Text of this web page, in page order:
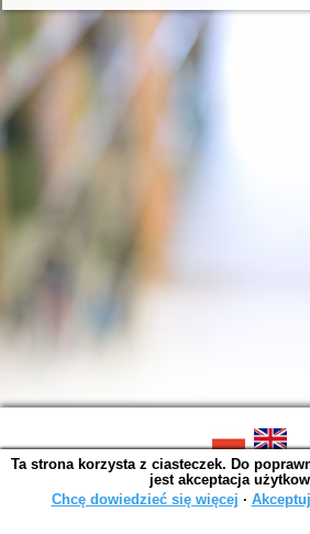
SOWA OPAC v. 6.11.7 (2026-
Wygenerowano w 0,0039 s.
Ta strona korzysta z ciasteczek. Do
jest akceptacja
Chcę dowiedzieć się więcej ∙